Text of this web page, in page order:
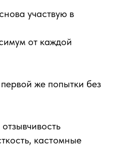
участвую в
от каждой
же попытки без
кастомные